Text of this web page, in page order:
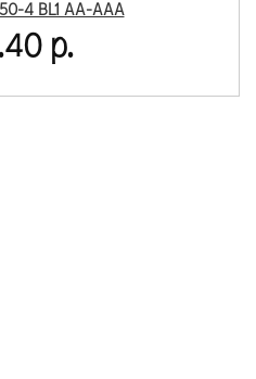
4 BL1 AA-AAA
р.